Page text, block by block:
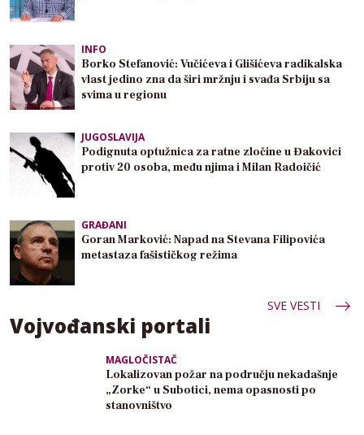
INFO
Borko Stefanović: Vučićeva i Glišićeva radikalska
vlast jedino zna da širi mržnju i svađa Srbiju sa
svima u regionu
JUGOSLAVIJA
Podignuta optužnica za ratne zločine u Đakovici
protiv 20 osoba, među njima i Milan Radoičić
GRAĐANI
Goran Marković: Napad na Stevana Filipovića
metastaza fašističkog režima
SVE VESTI
Vojvođanski portali
MAGLOČISTAČ
Lokalizovan požar na području nekadašnje
„Zorke“ u Subotici, nema opasnosti po
stanovništvo